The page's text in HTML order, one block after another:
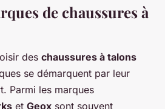
de chaussures à
des chaussures à talons
se démarquent par leur
Parmi les marques
et Geox sont souvent